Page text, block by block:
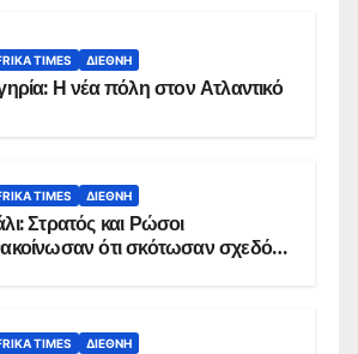
TIMES ΔΙΕΘΝΉ
Η νέα πόλη στον Ατλαντικό
TIMES ΔΙΕΘΝΉ
Στρατός και Ρώσοι
ότι σκότωσαν σχεδόν
TIMES ΔΙΕΘΝΉ